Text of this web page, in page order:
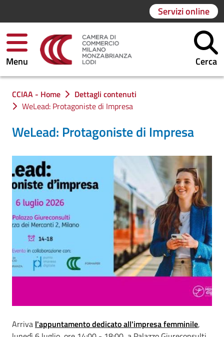
Servizi online
Menu Cerca
Ti trovi in:
CCIAA - Home
Dettagli contenuti
WeLead: Protagoniste di Impresa
WeLead: Protagoniste di Impresa
Arriva l'appuntamento dedicato all'impresa femminile,